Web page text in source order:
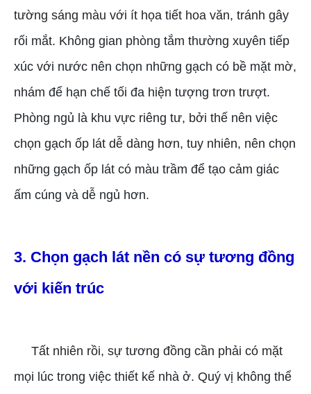
tường sáng màu với ít họa tiết hoa văn, tránh gây
rối mắt. Không gian phòng tắm thường xuyên tiếp
xúc với nước nên chọn những gạch có bề mặt mờ,
nhám để hạn chế tối đa hiện tượng trơn trượt.
Phòng ngủ là khu vực riêng tư, bởi thế nên việc
chọn gạch ốp lát dễ dàng hơn, tuy nhiên, nên chọn
những gạch ốp lát có màu trầm để tạo cảm giác
ấm cúng và dễ ngủ hơn.
3. Chọn gạch lát nền có sự tương đồng
với kiến trúc
Tất nhiên rồi, sự tương đồng cần phải có mặt
mọi lúc trong việc thiết kế nhà ở. Quý vị không thể